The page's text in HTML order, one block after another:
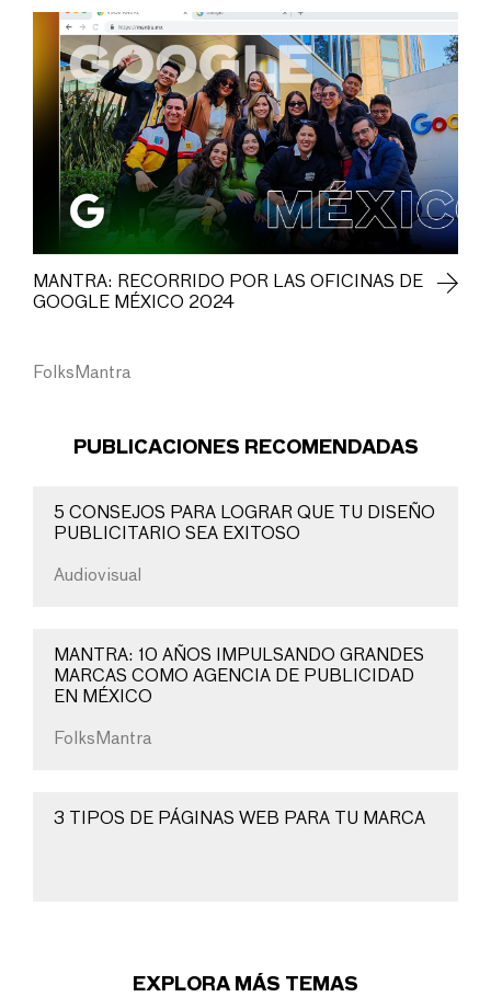
MANTRA: RECORRIDO POR LAS OFICINAS DE
GOOGLE MÉXICO 2024
FolksMantra
PUBLICACIONES RECOMENDADAS
5 CONSEJOS PARA LOGRAR QUE TU DISEÑO
PUBLICITARIO SEA EXITOSO
Audiovisual
MANTRA: 10 AÑOS IMPULSANDO GRANDES
MARCAS COMO AGENCIA DE PUBLICIDAD
EN MÉXICO
FolksMantra
3 TIPOS DE PÁGINAS WEB PARA TU MARCA
EXPLORA MÁS TEMAS